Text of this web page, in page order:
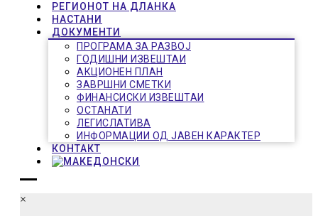
РЕГИОНОТ НА ДЛАНКА
НАСТАНИ
ДОКУМЕНТИ
ПРОГРАМА ЗА РАЗВОЈ
ГОДИШНИ ИЗВЕШТАИ
АКЦИОНЕН ПЛАН
ЗАВРШНИ СМЕТКИ
ФИНАНСИСКИ ИЗВЕШТАИ
ОСТАНАТИ
ЛЕГИСЛАТИВА
ИНФОРМАЦИИ ОД ЈАВЕН КАРАКТЕР
КОНТАКТ
×